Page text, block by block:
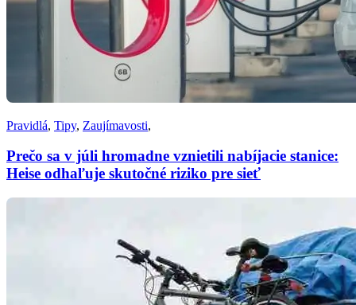
Pravidlá, Tipy, Zaujímavosti,
Prečo sa v júli hromadne vznietili nabíjacie stanice:
Heise odhaľuje skutočné riziko pre sieť